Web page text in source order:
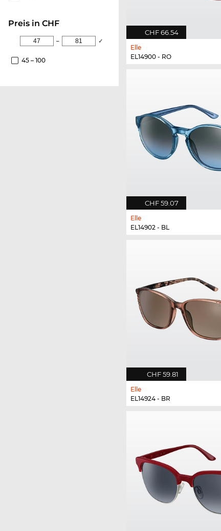
Preis in CHF
– ✓
45 – 100
CHF 66.54
Elle
EL14900 - RO
CHF 59.07
Elle
EL14902 - BL
CHF 59.81
Elle
EL14924 - BR